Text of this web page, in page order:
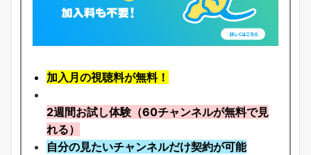
加入月の視聴料が無料！
2週間お試し体験（60チャンネルが無料で見
れる）
自分の見たいチャンネルだけ契約が可能